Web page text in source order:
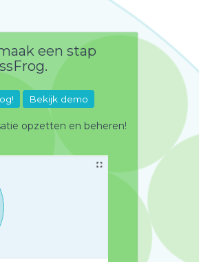
Nieuw in GlassFrog
een stap
Bekijk demo
opzetten en beheren!